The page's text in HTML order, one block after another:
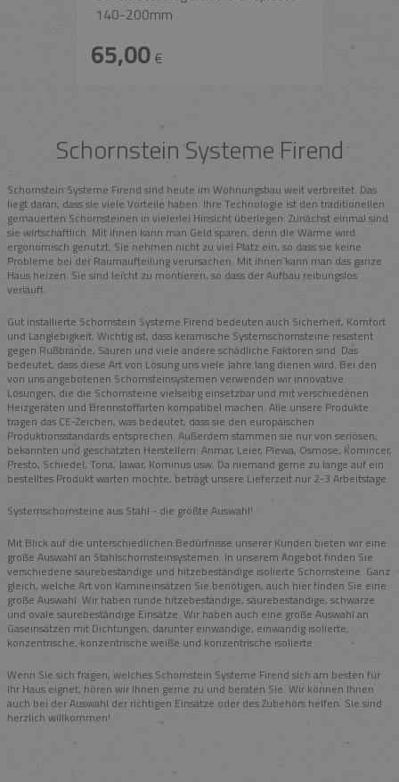
140-200mm
65,00€
Schornstein Systeme Firend
Schornstein Systeme Firend sind heute im Wohnungsbau weit verbreitet. Das
liegt daran, dass sie viele Vorteile haben. Ihre Technologie ist den traditionellen
gemauerten Schornsteinen in vielerlei Hinsicht überlegen: Zunächst einmal sind
sie wirtschaftlich. Mit ihnen kann man Geld sparen, denn die Wärme wird
ergonomisch genutzt. Sie nehmen nicht zu viel Platz ein, so dass sie keine
Probleme bei der Raumaufteilung verursachen. Mit ihnen kann man das ganze
Haus heizen. Sie sind leicht zu montieren, so dass der Aufbau reibungslos
verläuft.
Gut installierte Schornstein Systeme Firend bedeuten auch Sicherheit, Komfort
und Langlebigkeit. Wichtig ist, dass keramische Systemschornsteine resistent
gegen Rußbrände, Säuren und viele andere schädliche Faktoren sind. Das
bedeutet, dass diese Art von Lösung uns viele Jahre lang dienen wird. Bei den
von uns angebotenen Schornsteinsystemen verwenden wir innovative
Lösungen, die die Schornsteine vielseitig einsetzbar und mit verschiedenen
Heizgeräten und Brennstoffarten kompatibel machen. Alle unsere Produkte
tragen das CE-Zeichen, was bedeutet, dass sie den europäischen
Produktionsstandards entsprechen. Außerdem stammen sie nur von seriösen,
bekannten und geschätzten Herstellern: Anmar, Leier, Plewa, Osmose, Komincer,
Presto, Schiedel, Tona, Jawar, Kominus usw. Da niemand gerne zu lange auf ein
bestelltes Produkt warten möchte, beträgt unsere Lieferzeit nur 2-3 Arbeitstage.
Systemschornsteine aus Stahl - die größte Auswahl!
Mit Blick auf die unterschiedlichen Bedürfnisse unserer Kunden bieten wir eine
große Auswahl an Stahlschornsteinsystemen. In unserem Angebot finden Sie
verschiedene säurebeständige und hitzebeständige isolierte Schornsteine. Ganz
gleich, welche Art von Kamineinsätzen Sie benötigen, auch hier finden Sie eine
große Auswahl. Wir haben runde hitzebeständige, säurebeständige, schwarze
und ovale säurebeständige Einsätze. Wir haben auch eine große Auswahl an
Gaseinsätzen mit Dichtungen, darunter einwandige, einwandig isolierte,
konzentrische, konzentrische weiße und konzentrische isolierte.
Wenn Sie sich fragen, welches Schornstein Systeme Firend sich am besten für
Ihr Haus eignet, hören wir Ihnen gerne zu und beraten Sie. Wir können Ihnen
auch bei der Auswahl der richtigen Einsätze oder des Zubehörs helfen. Sie sind
herzlich willkommen!